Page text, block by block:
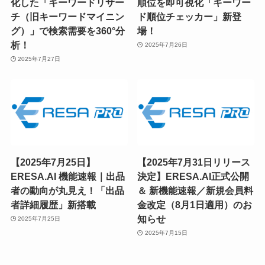
化した「キーワードリサー
チ（旧キーワードマイニン
グ）」で検索需要を360°分
析！
2025年7月27日
順位を即可視化「キーワー
ド順位チェッカー」新登
場！
2025年7月26日
【2025年7月25日】
ERESA.AI 機能速報｜出品
者の動向が丸見え！「出品
者詳細履歴」新搭載
2025年7月25日
【2025年7月31日リリース
決定】ERESA.AI正式公開
＆ 新機能速報／新規会員料
金改定（8月1日適用）のお
知らせ
2025年7月15日